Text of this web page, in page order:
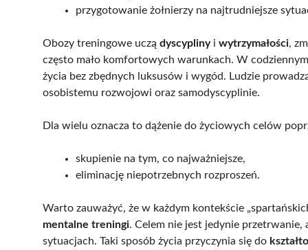
przygotowanie żołnierzy na najtrudniejsze
Obozy treningowe uczą dyscyplinyi wytrzymałości,
często mało komfortowych warunkach. W
życia bez zbędnych luksusów i wygód. Ludzie
osobistemu rozwojowi oraz samodyscyplinie.
Dla wielu oznacza to dążenie do życiowych celów
skupienie na tym, co najważniejsze,
eliminację niepotrzebnych rozproszeń.
Warto zauważyć, że w każdym kontekście
mentalne treningi. Celem nie jest jedynie
sytuacjach. Taki sposób życia przyczynia się do